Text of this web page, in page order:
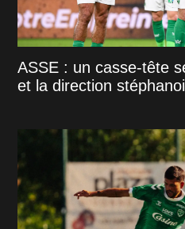
ASSE : un casse-tête
et la direction